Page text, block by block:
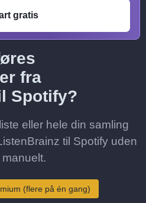
gratis
fra
Spotify?
eller hele din samling
til Spotify uden
(flere på én gang)